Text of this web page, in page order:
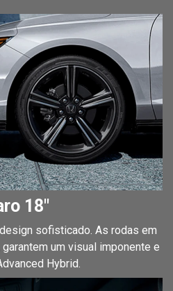
18"
sofisticado. As rodas em
um visual imponente e
Hybrid.